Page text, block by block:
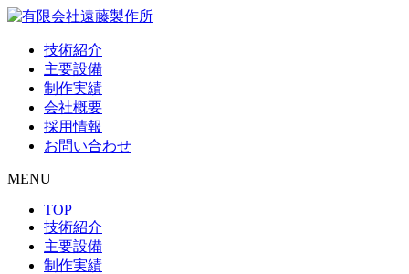
技術紹介
主要設備
制作実績
会社概要
採用情報
お問い合わせ
MENU
TOP
技術紹介
主要設備
制作実績